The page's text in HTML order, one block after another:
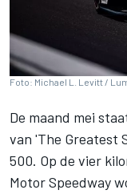
Foto: Michael L. Levitt /
De maand mei
van 'The Greatest
500. Op de vier
Motor Speedway